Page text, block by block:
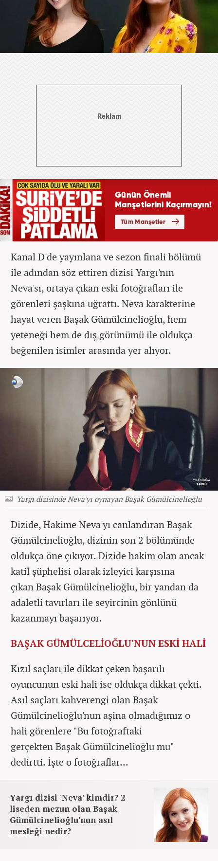
Kanal D'de yayınlana ve sezon finali bölümü
ile adından söz ettiren dizisi Yargı'nın
Neva'sı, ortaya çıkan eski fotoğrafları ile
görenleri şaşkına uğrattı. Neva karakterine
hayat veren Başak Gümülcinelioğlu, hem
yeteneği hem de dış görünümü ile oldukça
beğenilen isimler arasında yer alıyor.
Yargı dizisinde Neva'yı oynayan Başak Gümülcinelioğlu
Dizide, Hakime Neva'yı canlandıranBaşak
Gümülcinelioğlu, dizinin son 2 bölümünde
oldukça öne çıkıyor. Dizide hakim olan ancak
katil şüphelisi olarak izleyici karşısına
çıkan Başak Gümülcinelioğlu, bir yandan da
adaletli tavırları ile seyircinin gönlünü
kazanmayı başarıyor.
BAŞAK GÜMÜLCELİOĞLU'NUN ESKİ HALİ
Kızıl saçları ile dikkat çeken başarılı
oyuncunun eski hali ise oldukça dikkat çekti.
Asıl saçları kahverengi olan Başak
Gümülcinelioğlu'nun aşina olmadığımız o
hali görenlere "Bu fotoğraftaki
gerçekten Başak Gümülcinelioğlu mu"
dedirtti. İşte o fotoğraflar...
Yargı dizisi 'Neva' kimdir? 2
liseden mezun olan Başak
Gümülcinelioğlu'nun asıl
mesleği nedir?